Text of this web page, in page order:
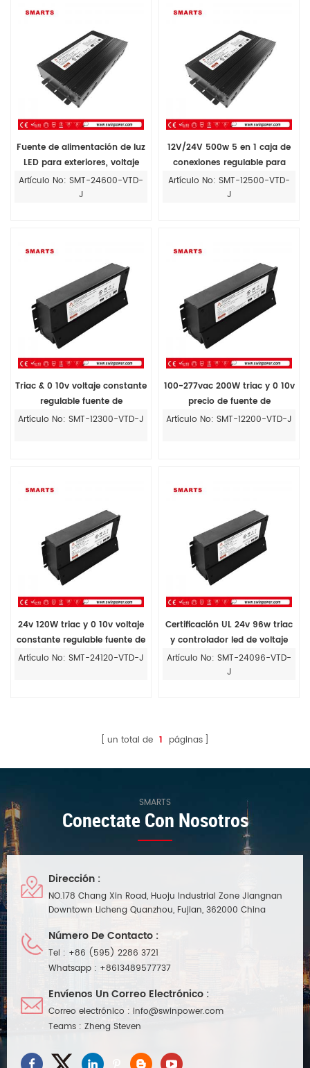
Fuente de alimentación de luz
LED para exteriores, voltaje
constante regulable, triac, 24
voltios, 600w, 0,10v
Artículo No: SMT-24600-VTD-
J
12V/24V 500w 5 en 1 caja de
conexiones regulable para
fuente de alimentación del
controlador LED
Artículo No: SMT-12500-VTD-
J
Triac & 0 10v voltaje constante
regulable fuente de
alimentación del controlador
Artículo No: SMT-12300-VTD-J
100-277vac 200W triac y 0 10v
precio de fuente de
alimentación del controlador
Artículo No: SMT-12200-VTD-J
24v 120W triac y 0 10v voltaje
constante regulable fuente de
alimentación del controlador
Artículo No: SMT-24120-VTD-J
Certificación UL 24v 96w triac
y controlador led de voltaje
constante regulable 0 10v
para caja de conexiones
Artículo No: SMT-24096-VTD-
J
un total de 1 páginas
SMARTS
Conectate Con Nosotros
Dirección :
NO.178 Chang Xin Road, Huoju Industrial Zone Jiangnan
Downtown Licheng Quanzhou, Fujian, 362000 China
Número De Contacto :
Tel : +86 (595) 2286 3721
Whatsapp : +8613489577737
Envíenos Un Correo Electrónico :
Correo electrónico : info@swinpower.com
Teams : Zheng Steven